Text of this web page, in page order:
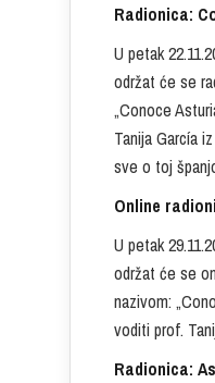
Radionica:
U petak
održat će se
„Conoce
Tanija García
sve o toj
Online
U petak
održat će se
nazivom:
voditi prof.
Radionica: